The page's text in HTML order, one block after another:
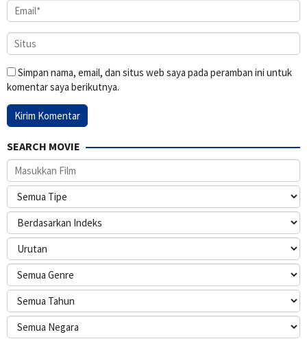
Simpan nama, email, dan situs web saya pada peramban ini untuk
komentar saya berikutnya.
SEARCH MOVIE